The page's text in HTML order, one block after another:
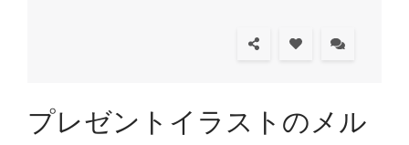
プレゼントイラストのメル